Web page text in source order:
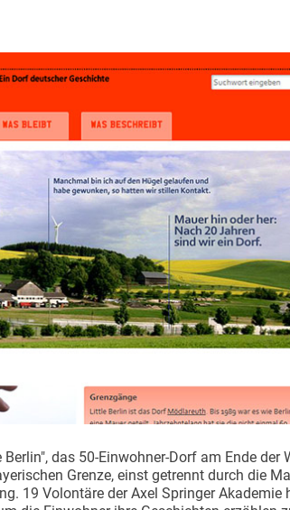
das 50-Einwohner-Dorf am Ende der
Grenze, einst getrennt durch die
19 Volontäre der Axel Springer Akademie